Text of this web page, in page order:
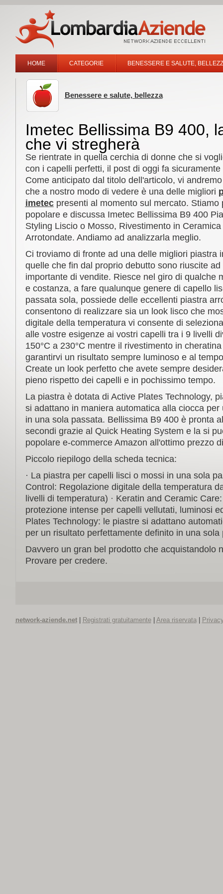
HOME CATEGORIE BENESSERE E SALUTE,
Benessere e salute, bellezza
Imetec Bellissima B9 400,
che vi stregherà
Se rientrate in quella cerchia di donne che si
con i capelli perfetti, il post di oggi fa
Come anticipato dal titolo dell'articolo, vi
che a nostro modo di vedere è una delle migliori
imetecpresenti al momento sul mercato. Stiamo
popolare e discussa Imetec Bellissima B9 400
Styling Liscio o Mosso, Rivestimento in
Arrotondate. Andiamo ad analizzarla meglio.
Ci troviamo di fronte ad una delle migliori piastra
quelle che fin dal proprio debutto sono riuscite
importante di vendite. Riesce nel giro di qualche
e costanza, a fare qualunque genere di capello
passata sola, possiede delle eccellenti piastra
consentono di realizzare sia un look lisco che
digitale della temperatura vi consente di
alle vostre esigenze ai vostri capelli tra i 9 livelli
150°C a 230°C mentre il rivestimento in
garantirvi un risultato sempre luminoso e al
Create un look perfetto che avete sempre
pieno rispetto dei capelli e in pochissimo tempo.
La piastra è dotata di Active Plates Technology,
si adattano in maniera automatica alla ciocca per
in una sola passata. Bellissima B9 400 è pronta
secondi grazie al Quick Heating System e la si
popolare e-commerce Amazon all'ottimo prezzo
Piccolo riepilogo della scheda tecnica:
· La piastra per capelli lisci o mossi in una sola
Control: Regolazione digitale della temperatura
livelli di temperatura) · Keratin and Ceramic
protezione intense per capelli vellutati, luminosi
Plates Technology: le piastre si adattano
per un risultato perfettamente definito in una sola
Davvero un gran bel prodotto che acquistandolo
Provare per credere.
network-aziende.net| Registrati gratuitamente| Area riservata|